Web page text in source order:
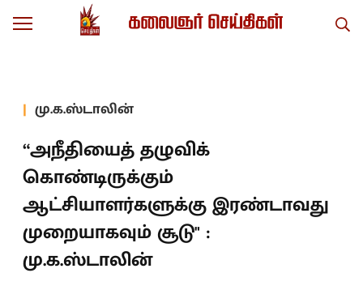
மு.க.ஸ்டாலின்
“அநீதியைத் தழுவிக்
கொண்டிருக்கும்
ஆட்சியாளர்களுக்கு இரண்டாவது
முறையாகவும் சூடு" :
மு.க.ஸ்டாலின்